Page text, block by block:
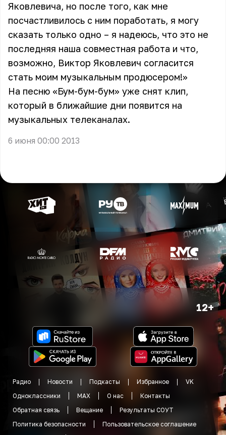
Яковлевича, но после того, как мне
посчастливилось с ним поработать, я могу
сказать только одно – я надеюсь, что это не
последняя наша совместная работа и что,
возможно, Виктор Яковлевич согласится
стать моим музыкальным продюсером!»
На песню «Бум-бум-бум» уже снят клип,
который в ближайшие дни появится на
музыкальных телеканалах.
6 июня 00:00 2013
12+
Радио Новости Подкасты Избранное
VK
Одноклассники
MAX О нас
Контакты
Обратная связь
Вещание
Результаты СОУТ
Политика безопасности
Пользовательское соглашение